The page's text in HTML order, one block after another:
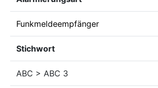
Funkmeldeempfänger
Stichwort
ABC > ABC 3